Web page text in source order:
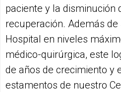
paciente y la disminución
recuperación. Además
Hospital en niveles
médico-quirúrgica, este
de años de crecimiento y
estamentos de nuestro